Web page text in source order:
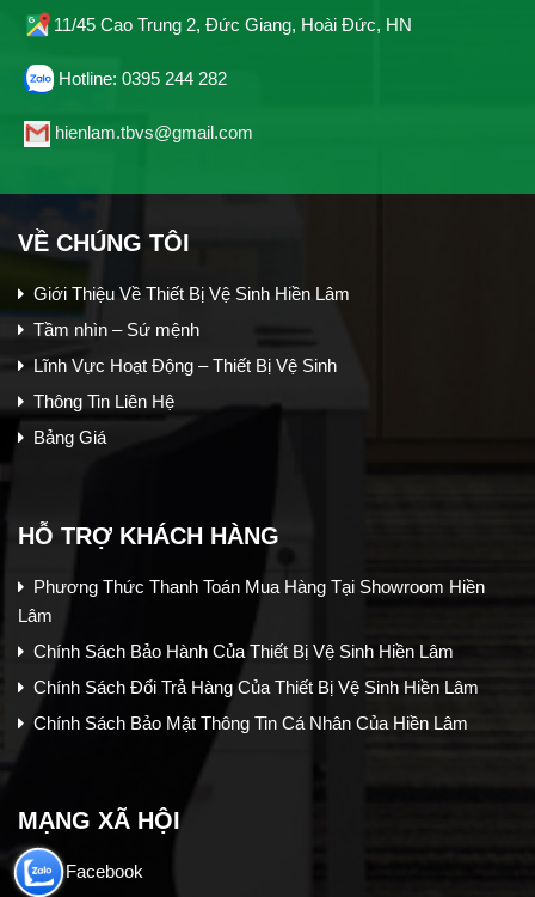
11/45 Cao Trung 2, Đức Giang, Hoài Đức, HN
Hotline: 0395 244 282
hienlam.tbvs@gmail.com
VỀ CHÚNG TÔI
Giới Thiệu Về Thiết Bị Vệ Sinh Hiền Lâm
Tầm nhìn – Sứ mệnh
Lĩnh Vực Hoạt Động – Thiết Bị Vệ Sinh
Thông Tin Liên Hệ
Bảng Giá
HỖ TRỢ KHÁCH HÀNG
Phương Thức Thanh Toán Mua Hàng Tại Showroom Hiền
Lâm
Chính Sách Bảo Hành Của Thiết Bị Vệ Sinh Hiền Lâm
Chính Sách Đổi Trả Hàng Của Thiết Bị Vệ Sinh Hiền Lâm
Chính Sách Bảo Mật Thông Tin Cá Nhân Của Hiền Lâm
MẠNG XÃ HỘI
Facebook